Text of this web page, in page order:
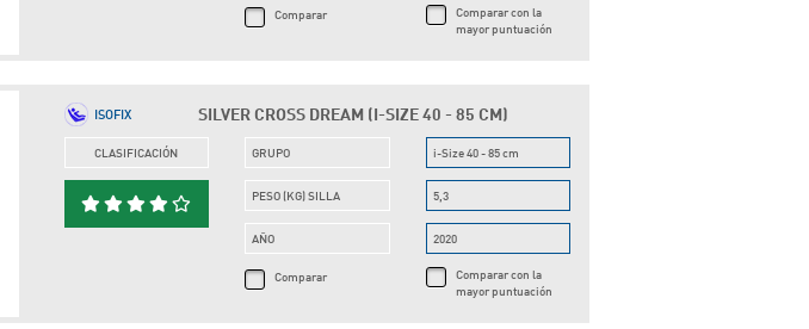
Comparar
Comparar con la
mayor puntuación
SILVER CROSS DREAM (I-SIZE 40 - 85 CM)
ISOFIX
CLASIFICACIÓN GRUPO
PESO (KG) SILLA
AÑO
Comparar
i-Size 40 - 85 cm
5,3
2020
Comparar con la
mayor puntuación